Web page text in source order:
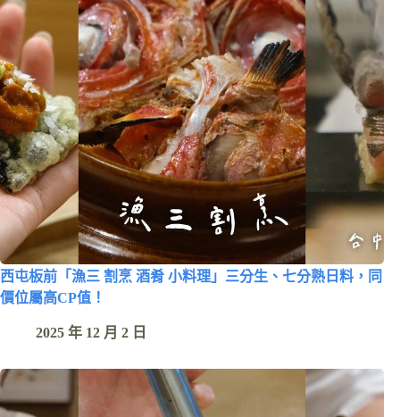
西屯板前「漁三 割烹 酒肴 小料理」三分生、七分熟日料，同
價位屬高CP值！
2025 年 12 月 2 日